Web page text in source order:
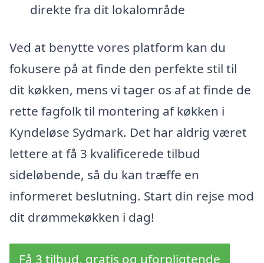
direkte fra dit lokalområde
Ved at benytte vores platform kan du
fokusere på at finde den perfekte stil til
dit køkken, mens vi tager os af at finde de
rette fagfolk til montering af køkken i
Kyndeløse Sydmark. Det har aldrig været
lettere at få 3 kvalificerede tilbud
sideløbende, så du kan træffe en
informeret beslutning. Start din rejse mod
dit drømmekøkken i dag!
Få 3 tilbud, gratis og uforpligtende